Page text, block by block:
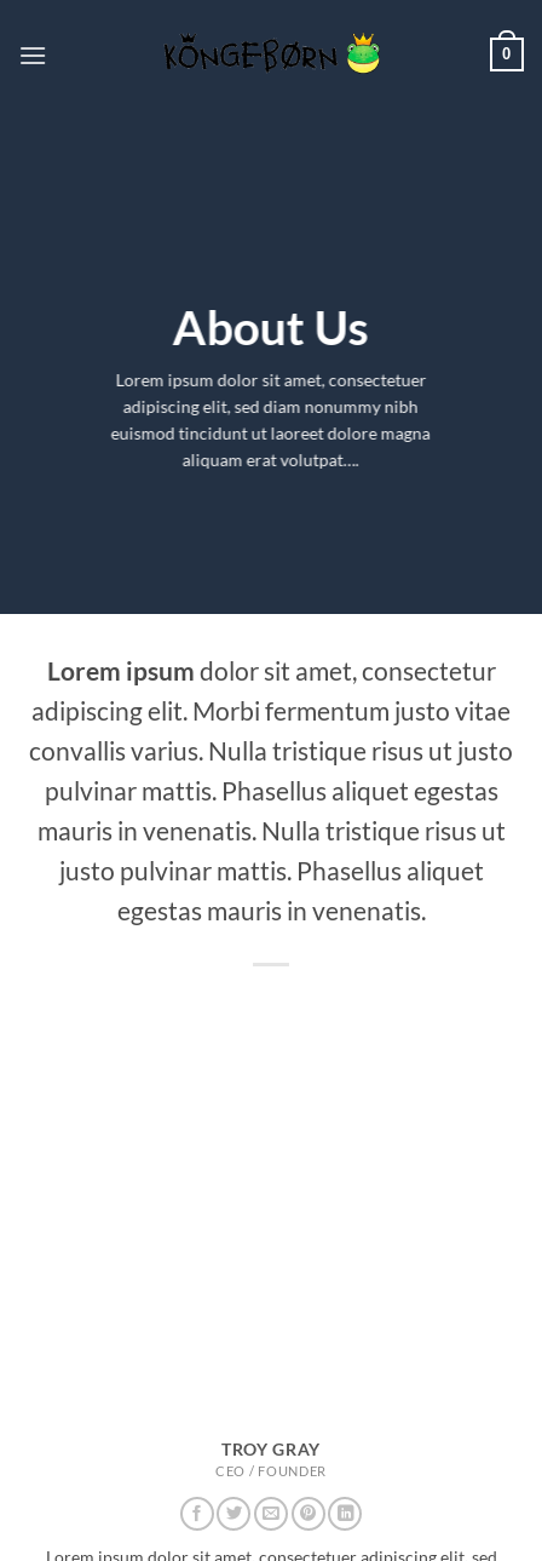
0
About Us
Lorem ipsum dolor sit amet, consectetuer
adipiscing elit, sed diam nonummy nibh
euismod tincidunt ut laoreet dolore magna
aliquam erat volutpat….
Lorem ipsum dolor sit amet, consectetur
adipiscing elit. Morbi fermentum justo vitae
convallis varius. Nulla tristique risus ut justo
pulvinar mattis. Phasellus aliquet egestas
mauris in venenatis. Nulla tristique risus ut
justo pulvinar mattis. Phasellus aliquet
egestas mauris in venenatis.
TROY GRAY
CEO / FOUNDER